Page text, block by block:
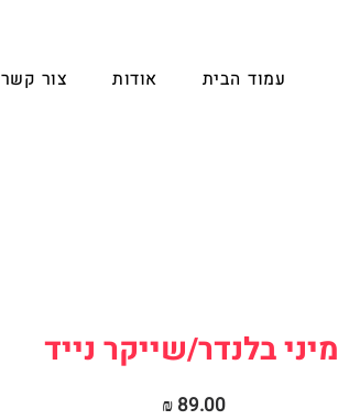
עמוד הבית אודות צור קשר
מיני בלנדר/שייקר נייד